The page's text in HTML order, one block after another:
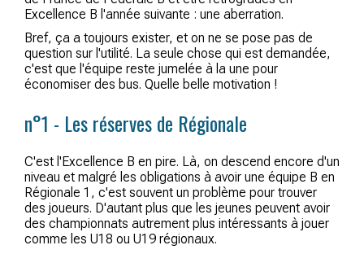
Excellence B l'année suivante : une aberration.
Bref, ça a toujours exister, et on ne se pose pas de
question sur l'utilité. La seule chose qui est demandée,
c'est que l'équipe reste jumelée à la une pour
économiser des bus. Quelle belle motivation !
n°1 - Les réserves de Régionale
C'est l'Excellence B en pire. Là, on descend encore d'un
niveau et malgré les obligations à avoir une équipe B en
Régionale 1, c'est souvent un problème pour trouver
des joueurs. D'autant plus que les jeunes peuvent avoir
des championnats autrement plus intéressants à jouer
comme les U18 ou U19 régionaux.